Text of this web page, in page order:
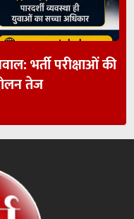
भर्ती परीक्षाओं की
तेज